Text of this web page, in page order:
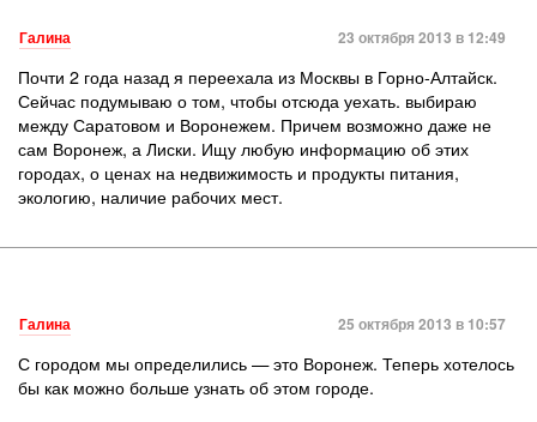
Галина 23 октября 2013 в 12:49
Почти 2 года назад я переехала из Москвы в Горно-Алтайск.
Сейчас подумываю о том, чтобы отсюда уехать. выбираю
между Саратовом и Воронежем. Причем возможно даже не
сам Воронеж, а Лиски. Ищу любую информацию об этих
городах, о ценах на недвижимость и продукты питания,
экологию, наличие рабочих мест.
Галина 25 октября 2013 в 10:57
С городом мы определились — это Воронеж. Теперь хотелось
бы как можно больше узнать об этом городе.